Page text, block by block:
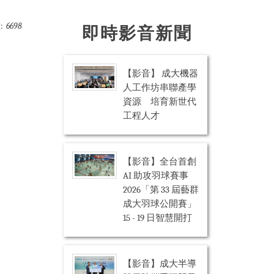
6698 即時影音新聞
【影音】 成大機器
人工作坊串聯產學
資源 培育新世代
工程人才
【影音】全台首創
AI 助攻羽球賽事
2026「第 33 屆藝群
成大羽球公開賽」
15 - 19 日智慧開打
【影音】成大半導